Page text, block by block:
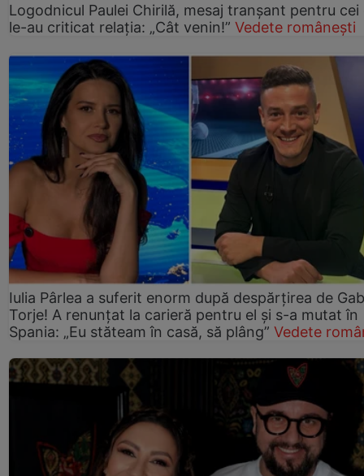
Logodnicul Paulei Chirilă, mesaj tranșant pentru cei
le-au criticat relația: „Cât venin!” Vedete românești
Iulia Pârlea a suferit enorm după despărțirea de
Torje! A renunțat la carieră pentru el și s-a mutat în
Spania: „Eu stăteam în casă, să plâng” Vedete